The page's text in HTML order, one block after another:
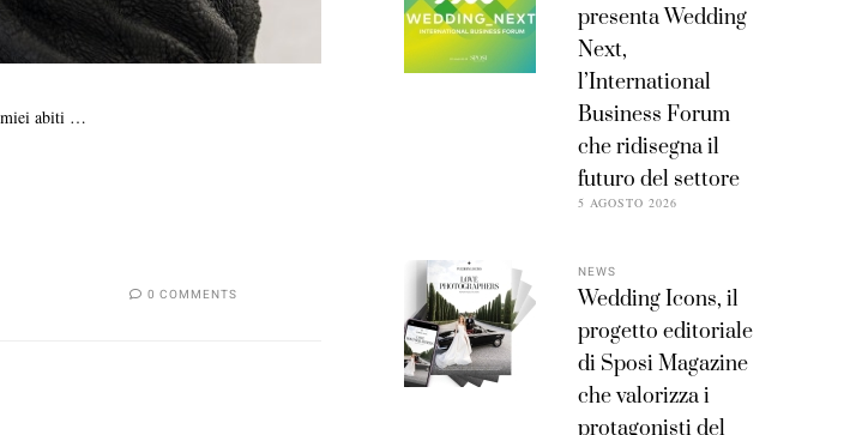
miei abiti …
0 COMMENTS
presenta Wedding
Next,
l’International
Business Forum
che ridisegna il
futuro del settore
5 AGOSTO 2026
NEWS
Wedding Icons, il
progetto editoriale
di Sposi Magazine
che valorizza i
protagonisti del